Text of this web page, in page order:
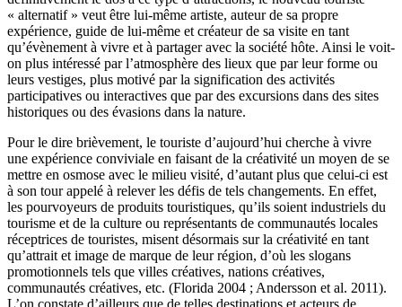
« alternatif » veut être lui-même artiste, auteur de sa propre
expérience, guide de lui-même et créateur de sa visite en tant
qu’évènement à vivre et à partager avec la société hôte. Ainsi le voit-
on plus intéressé par l’atmosphère des lieux que par leur forme ou
leurs vestiges, plus motivé par la signification des activités
participatives ou interactives que par des excursions dans des sites
historiques ou des évasions dans la nature.
Pour le dire brièvement, le touriste d’aujourd’hui cherche à vivre
une expérience conviviale en faisant de la créativité un moyen de se
mettre en osmose avec le milieu visité, d’autant plus que celui-ci est
à son tour appelé à relever les défis de tels changements. En effet,
les pourvoyeurs de produits touristiques, qu’ils soient industriels du
tourisme et de la culture ou représentants de communautés locales
réceptrices de touristes, misent désormais sur la créativité en tant
qu’attrait et image de marque de leur région, d’où les slogans
promotionnels tels que villes créatives, nations créatives,
communautés créatives, etc. (Florida 2004 ; Andersson et al. 2011).